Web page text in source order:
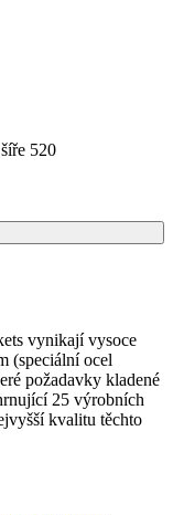
520
vynikají vysoce
(speciální ocel
požadavky kladené
25 výrobních
kvalitu těchto